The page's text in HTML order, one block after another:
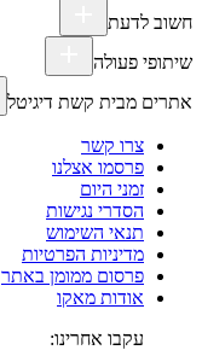
חשוב לדעת
שיתופי פעולה
אתרים מבית קשת דיגיטל
צרו קשר
פרסמו אצלנו
זמני היום
הסדרי נגישות
תנאי השימוש
מדיניות הפרטיות
פרסום ממומן באתר
אודות מאקו
עקבו אחרינו: